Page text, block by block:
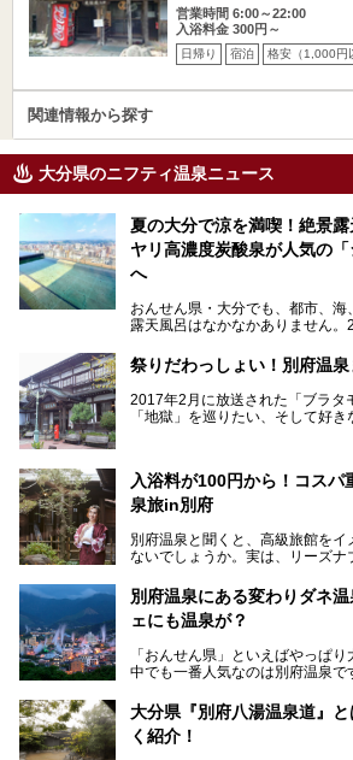
営業時間 6:00～22:00
入浴料金 300円～
日帰り 宿泊 格安（1,000円
関連情報から探す
大分県のニフティ温泉ニュース
夏の大分で涼を満喫！絶景
ヤリ高濃度炭酸泉が人気の「
へ
おんせん県・大分でも、都市、
露天風呂はなかなかありません。
てんくう(CITY SPA てんくう)」
いう利便性の高さ！
地上80mという圧倒的な開放感が
ナ、そしてひんやりとした約27
併設の「JR九州ホテル ブラッサ
「シティスパてんくう」をたっぷ
ルダウンできるスイーツ情報と
提供元：大分県【PR】
この記事は大分県のPR記事です。
祭りだわっしょい！別府温
2017年2月に放送された「ブラタ
「地獄」を巡りたい、そして好き
まつり」が開催されます。その期
の共同浴場がなんと無料開放され
が100円と安いのに、いいんです
しかも4/2には「東京ディズニー
ド」も行われます。つまり別府に
ーマウス」も拝める稀有なイベン
ない！
源泉数、湧出量ともに日本一の温
な市営温泉をまとめました。
Let’s go to Hell !
入浴料が100円から！コスパ
泉旅in別府
別府温泉と聞くと、高級旅館を
ないでしょうか。実は、リーズナ
で楽しめる「大分県の別府温泉
ニフティ温泉がオススメする温泉
別府温泉にある変わりダネ
ェにも温泉が？
「おんせん県」といえばやっぱ
中でも一番人気なのは別府温泉で
中いても飽きません。
普通に温泉に浸かる以外にも、別
名ですよね。
大分県『別府八湯温泉道』
く紹介！